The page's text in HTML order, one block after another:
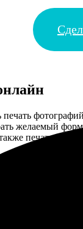
желаемый
печати
Вам
варианты
обработке.
фотографии